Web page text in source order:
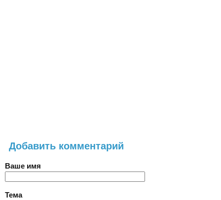
Добавить комментарий
Ваше имя
Тема